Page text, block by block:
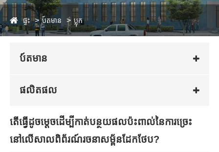
ផ្ទះ ប៍តមាន ប្លុក
ប៍តមាន
ផលិតផល
តើធ្វើដូចម្តេចដើម្បីកាត់បន្ថយផលប៉ះពាល់នៃការច្រេះ
នៅលើសាលពិព័រណ៍រចនាសម្ព័នដែកថែប?